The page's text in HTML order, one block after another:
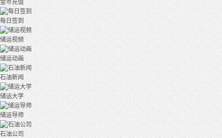
金币充值
每日签到
储运视频
储运动画
石油新闻
储运大学
储运导师
石油公司